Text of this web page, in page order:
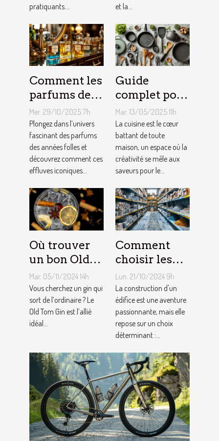
pratiquants....
et la...
Comment les
parfums des
années folles
influencent-
ils la mode
moderne ?
Mer. 29/10/2025 7h
Plongez dans l’univers
fascinant des parfums
des années folles et
découvrez comment ces
effluves iconiques...
Guide
complet pour
choisir le
meilleur
équipement
de cuisine
Mar. 13/05/2025 11h
La cuisine est le cœur
battant de toute
maison, un espace où la
créativité se mêle aux
saveurs pour le...
Où trouver
un bon Old
Tom Gin
artisanal ?
Mar. 05/11/2024 14h
Vous cherchez un gin qui
sort de l’ordinaire ? Le
Old Tom Gin est l’allié
idéal...
Comment
choisir les
matériaux de
construction
adaptés à
votre projet
Lun. 21/10/2024 9h
La construction d'un
édifice est une aventure
passionnante, mais elle
repose sur un choix
déterminant :...